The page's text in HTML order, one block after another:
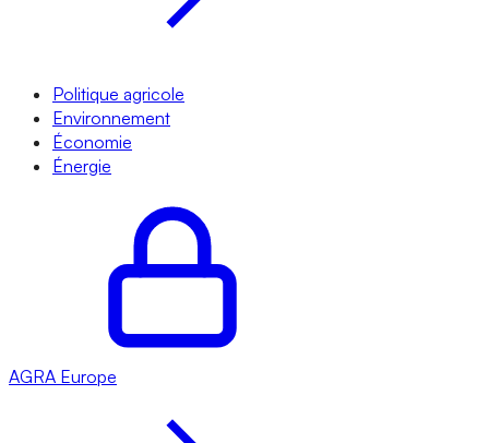
Politique agricole
Environnement
Économie
Énergie
AGRA Europe